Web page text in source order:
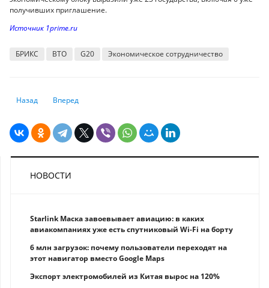
получивших приглашение.
Источник 1prime.ru
БРИКС ВТО G20 Экономическое сотрудничество
Предыдущий: Путин заверил, что работа над созданием валюты
Назад Следующий: Аграрии просят страховую защиту и
Вперед
НОВОСТИ
Starlink Маска завоевывает авиацию: в каких
авиакомпаниях уже есть спутниковый Wi-Fi на борту
6 млн загрузок: почему пользователи переходят на
этот навигатор вместо Google Maps
Экспорт электромобилей из Китая вырос на 120%